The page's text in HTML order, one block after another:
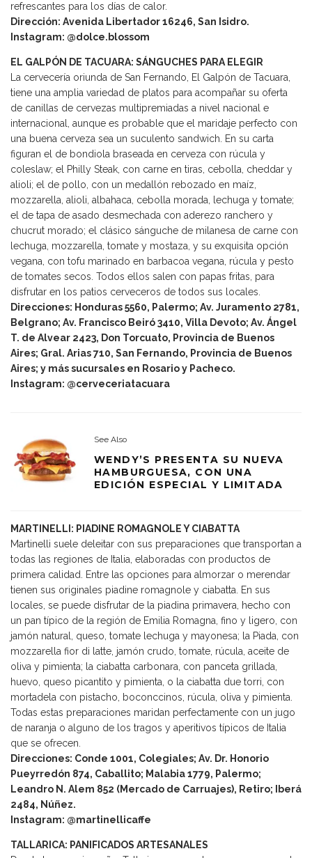
refrescantes para los días de calor.
Dirección: Avenida Libertador 16246, San Isidro.
Instagram: @dolce.blossom
EL GALPÓN DE TACUARA: SÁNGUCHES PARA ELEGIR
La cervecería oriunda de San Fernando, El Galpón de Tacuara,
tiene una amplia variedad de platos para acompañar su oferta
de canillas de cervezas multipremiadas a nivel nacional e
internacional, aunque es probable que el maridaje perfecto con
una buena cerveza sea un suculento sandwich. En su carta
figuran el de bondiola braseada en cerveza con rúcula y
coleslaw; el Philly Steak, con carne en tiras, cebolla, cheddar y
alioli; el de pollo, con un medallón rebozado en maíz,
mozzarella, alioli, albahaca, cebolla morada, lechuga y tomate;
el de tapa de asado desmechada con aderezo ranchero y
chucrut morado; el clásico sánguche de milanesa de carne con
lechuga, mozzarella, tomate y mostaza, y su exquisita opción
vegana, con tofu marinado en barbacoa vegana, rúcula y pesto
de tomates secos. Todos ellos salen con papas fritas, para
disfrutar en los patios cerveceros de todos sus locales.
Direcciones: Honduras 5560, Palermo; Av. Juramento 2781,
Belgrano; Av. Francisco Beiró 3410, Villa Devoto; Av. Ángel
T. de Alvear 2423, Don Torcuato, Provincia de Buenos
Aires; Gral. Arias 710, San Fernando, Provincia de Buenos
Aires; y más sucursales en Rosario y Pacheco.
Instagram: @cerveceriatacuara
See Also
WENDY’S PRESENTA SU NUEVA
HAMBURGUESA, CON UNA
EDICIÓN ESPECIAL Y LIMITADA
MARTINELLI: PIADINE ROMAGNOLE Y CIABATTA
Martinelli suele deleitar con sus preparaciones que transportan a
todas las regiones de Italia, elaboradas con productos de
primera calidad. Entre las opciones para almorzar o merendar
tienen sus originales piadine romagnole y ciabatta. En sus
locales, se puede disfrutar de la piadina primavera, hecho con
un pan típico de la región de Emilia Romagna, fino y ligero, con
jamón natural, queso, tomate lechuga y mayonesa; la Piada, con
mozzarella fior di latte, jamón crudo, tomate, rúcula, aceite de
oliva y pimienta; la ciabatta carbonara, con panceta grillada,
huevo, queso picantito y pimienta, o la ciabatta due torri, con
mortadela con pistacho, boconccinos, rúcula, oliva y pimienta.
Todas estas preparaciones maridan perfectamente con un jugo
de naranja o alguno de los tragos y aperitivos típicos de Italia
que se ofrecen.
Direcciones: Conde 1001, Colegiales; Av. Dr. Honorio
Pueyrredón 874, Caballito; Malabia 1779, Palermo;
Leandro N. Alem 852 (Mercado de Carruajes), Retiro; Iberá
2484, Núñez.
Instagram: @martinellicaffe
TALLARICA: PANIFICADOS ARTESANALES